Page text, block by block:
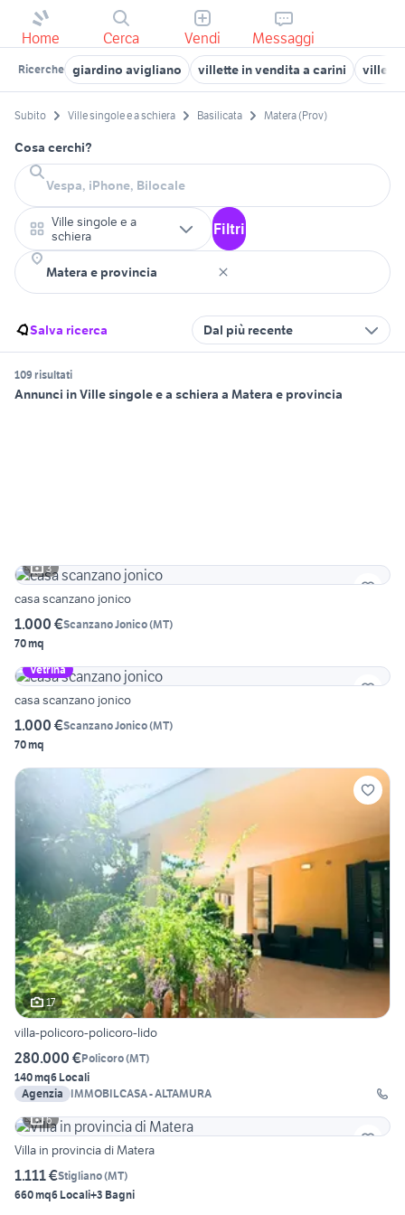
Home Cerca Vendi Messaggi
Ricerche giardino avigliano villette in vendita a carini ville
Subito Ville singole e a schiera Basilicata Matera (Prov)
Cosa cerchi?
Ville singole e a
schiera
Filtri
Salva ricerca Dal più recente
109 risultati
Annunci in Ville singole e a schiera a Matera e provincia
3
casa scanzano jonico
1.000 €Scanzano Jonico(MT)
70 mq
Vetrina
casa scanzano jonico
1.000 €Scanzano Jonico(MT)
70 mq
17
villa-policoro-policoro-lido
280.000 €Policoro(MT)
140 mq6 Locali
Agenzia
IMMOBILCASA - ALTAMURA
6
Villa in provincia di Matera
1.111 €Stigliano(MT)
660 mq6 Locali+3 Bagni